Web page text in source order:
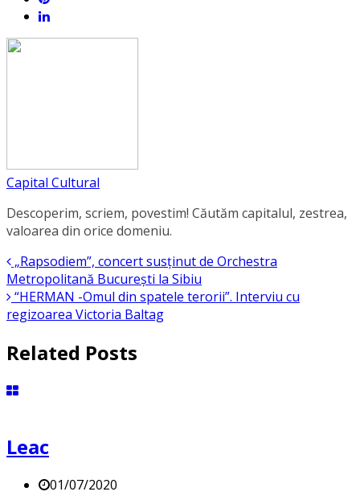
Capital Cultural
Descoperim, scriem, povestim! Căutăm capitalul, zestrea,
valoarea din orice domeniu.
„Rapsodiem”, concert susținut de Orchestra
Metropolitană București la Sibiu
“HERMAN -Omul din spatele terorii”. Interviu cu
regizoarea Victoria Baltag
Related Posts
Leac
01/07/2020